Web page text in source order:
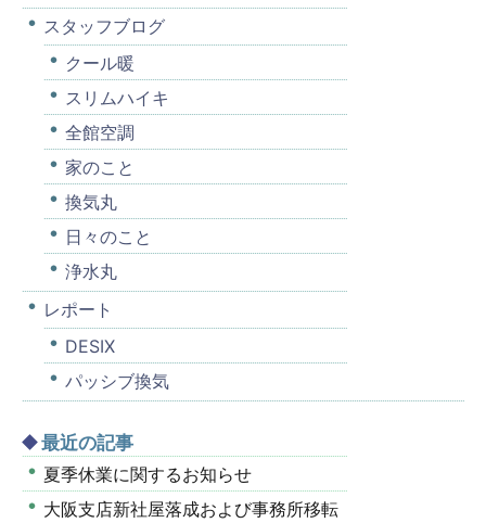
スタッフブログ
クール暖
スリムハイキ
全館空調
家のこと
換気丸
日々のこと
浄水丸
レポート
DESIX
パッシブ換気
最近の記事
夏季休業に関するお知らせ
大阪支店新社屋落成および事務所移転